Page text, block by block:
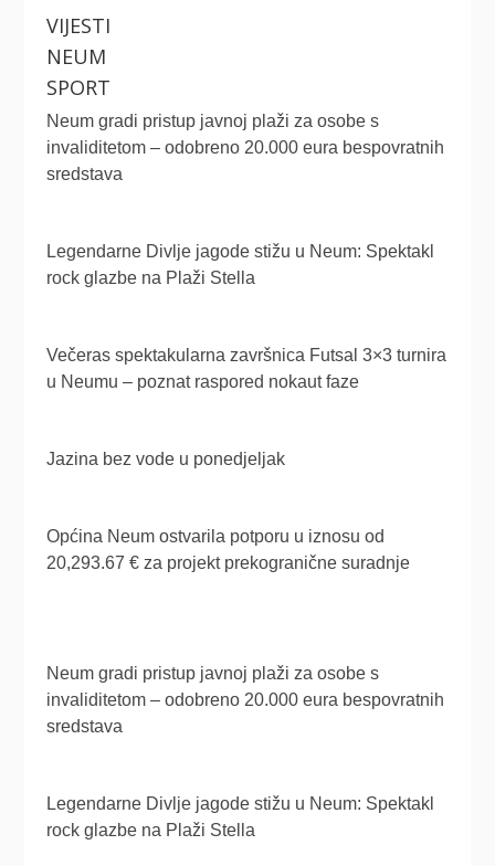
VIJESTI
NEUM
SPORT
Neum gradi pristup javnoj plaži za osobe s
invaliditetom – odobreno 20.000 eura bespovratnih
sredstava
Legendarne Divlje jagode stižu u Neum: Spektakl
rock glazbe na Plaži Stella
Večeras spektakularna završnica Futsal 3×3 turnira
u Neumu – poznat raspored nokaut faze
Jazina bez vode u ponedjeljak
Općina Neum ostvarila potporu u iznosu od
20,293.67 € za projekt prekogranične suradnje
Neum gradi pristup javnoj plaži za osobe s
invaliditetom – odobreno 20.000 eura bespovratnih
sredstava
Legendarne Divlje jagode stižu u Neum: Spektakl
rock glazbe na Plaži Stella